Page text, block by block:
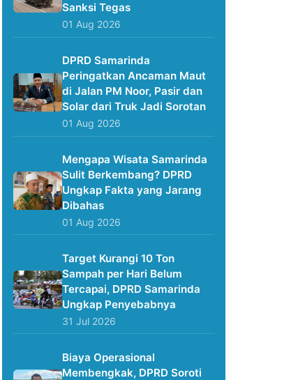
Sanksi Tegas
01 Aug 2026
DPRD Samarinda
Peringatkan Ancaman Maut
di Jalan PM Noor, Pasir dan
Solar dari Truk Jadi Sorotan
01 Aug 2026
Mengapa Wisata Samarinda
Sulit Berkembang? DPRD
Ungkap Fakta yang Jarang
Dibahas
01 Aug 2026
Target Kurangi 10 Ton
Sampah per Hari Belum
Tercapai, DPRD Samarinda
Ungkap Penyebabnya
31 Jul 2026
Biaya Operasional
Membengkak, DPRD Soroti